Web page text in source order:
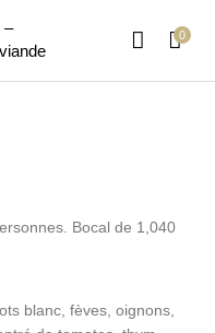
0
Bocal de 1,040
blanc, fèves, oignons,